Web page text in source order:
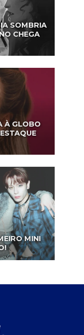
SOMBRIA
CHEGA
À GLOBO
MINI